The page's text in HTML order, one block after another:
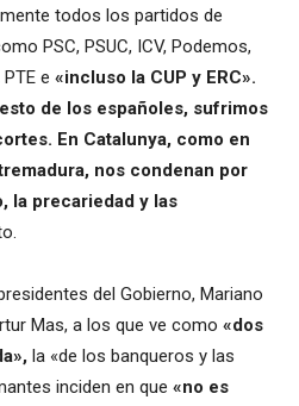
todos los partidos de
PSC, PSUC, ICV, Podemos,
e «incluso la CUP y ERC».
de los españoles, sufrimos
En Catalunya, como en
nos condenan por
la precariedad y las
del Gobierno, Mariano
Mas, a los que ve como «dos
la «de los banqueros y las
inciden en que «no es